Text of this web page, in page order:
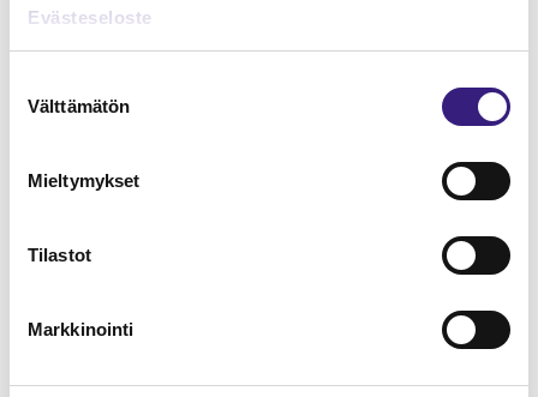
Evästeseloste
valinta
Välttämätön
Mieltymykset
Tilastot
Markkinointi
Verkkokauppa - kirjanpito ja